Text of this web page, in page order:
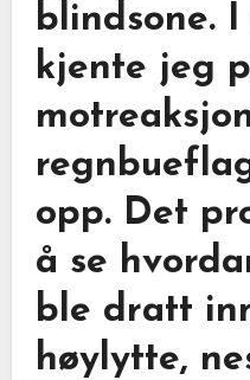
blindsone.
kjente jeg
opp. Det
å se
ble dratt
høylytte,